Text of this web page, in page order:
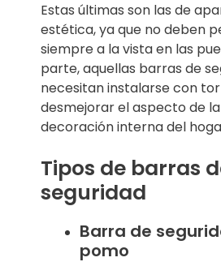
Estas últimas son las de
estética, ya que no deben
siempre a la vista en las
parte, aquellas barras de
necesitan instalarse con
desmejorar el aspecto de
decoración interna del
Tipos de barras
seguridad
Barra de
pomo